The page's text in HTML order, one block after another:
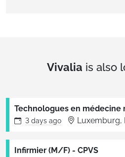
Vivalia is also
Technologues en médecine
3 days ago Luxemburg,
Infirmier (M/F) - CPVS